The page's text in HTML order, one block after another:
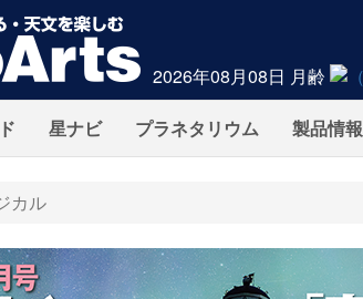
2026年08月08日 月齢
星ナビ プラネタリウム 製品情報
カル